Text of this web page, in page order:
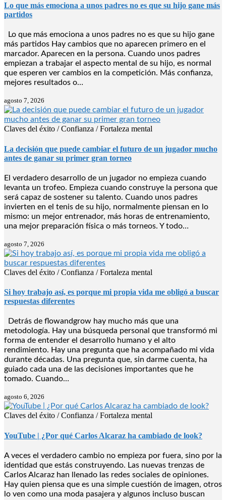
Lo que más emociona a unos padres no es que su hijo gane más
partidos
Lo que más emociona a unos padres no es que su hijo gane
más partidos Hay cambios que no aparecen primero en el
marcador. Aparecen en la persona. Cuando unos padres
empiezan a trabajar el aspecto mental de su hijo, es normal
que esperen ver cambios en la competición. Más confianza,
mejores resultados o…
agosto 7, 2026
Claves del éxito / Confianza / Fortaleza mental
La decisión que puede cambiar el futuro de un jugador mucho
antes de ganar su primer gran torneo
El verdadero desarrollo de un jugador no empieza cuando
levanta un trofeo. Empieza cuando construye la persona que
será capaz de sostener su talento. Cuando unos padres
invierten en el tenis de su hijo, normalmente piensan en lo
mismo: un mejor entrenador, más horas de entrenamiento,
una mejor preparación física o más torneos. Y todo…
agosto 7, 2026
Claves del éxito / Confianza / Fortaleza mental
Si hoy trabajo así, es porque mi propia vida me obligó a buscar
respuestas diferentes
Detrás de flowandgrow hay mucho más que una
metodología. Hay una búsqueda personal que transformó mi
forma de entender el desarrollo humano y el alto
rendimiento. Hay una pregunta que ha acompañado mi vida
durante décadas. Una pregunta que, sin darme cuenta, ha
guiado cada una de las decisiones importantes que he
tomado. Cuando…
agosto 6, 2026
Claves del éxito / Confianza / Fortaleza mental
YouTube | ¿Por qué Carlos Alcaraz ha cambiado de look?
A veces el verdadero cambio no empieza por fuera, sino por la
identidad que estás construyendo. Las nuevas trenzas de
Carlos Alcaraz han llenado las redes sociales de opiniones.
Hay quien piensa que es una simple cuestión de imagen, otros
lo ven como una moda pasajera y algunos incluso buscan